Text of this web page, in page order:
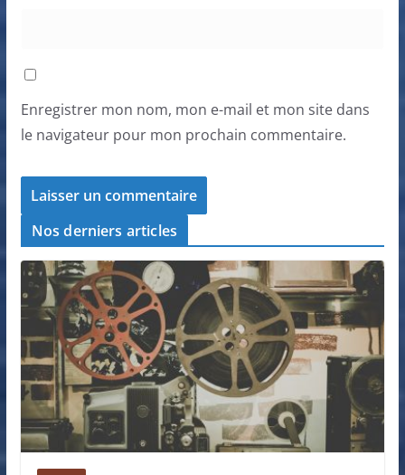
Enregistrer mon nom, mon e-mail et mon site dans
le navigateur pour mon prochain commentaire.
Nos derniers articles